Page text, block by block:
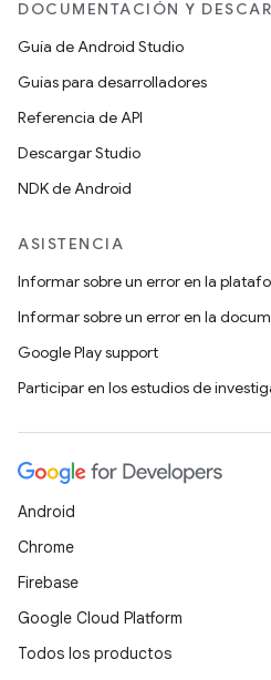
DOCUMENTACIÓN Y
Guía de Android Studio
Guías para desarrolladores
Referencia de API
Descargar Studio
NDK de Android
ASISTENCIA
Informar sobre un error en la
Informar sobre un error en la
Google Play support
Participar en los estudios de
Android
Chrome
Firebase
Google Cloud Platform
Todos los productos